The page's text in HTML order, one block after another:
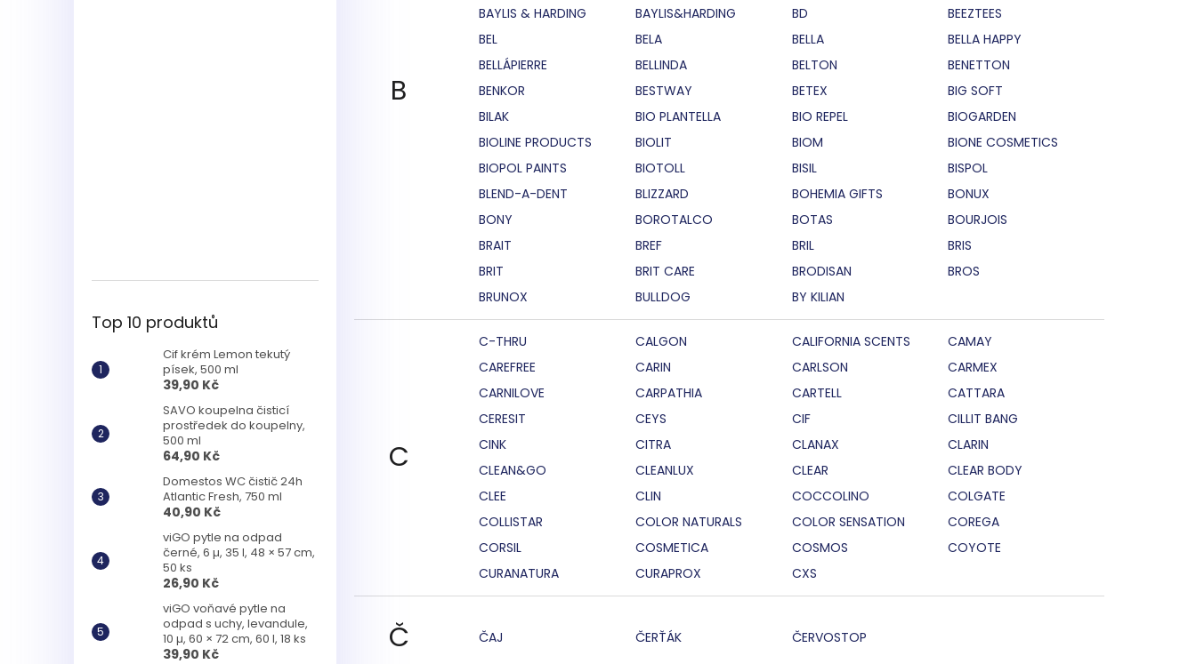
Top 10 produktů
Cif krém Lemon tekutý
písek, 500 ml
39,90 Kč
SAVO koupelna čisticí
prostředek do koupelny,
500 ml
64,90 Kč
Domestos WC čistič 24h
Atlantic Fresh, 750 ml
40,90 Kč
viGO pytle na odpad
černé, 6 µ, 35 l, 48 × 57 cm,
50 ks
26,90 Kč
viGO voňavé pytle na
odpad s uchy, levandule,
10 µ, 60 × 72 cm, 60 l, 18 ks
39,90 Kč
B
BAYLIS & HARDING
BAYLIS&HARDING BD
BEEZTEES
BEL
BELA BELLA
BELLA HAPPY
BELLÁPIERRE
BELLINDA BELTON
BENETTON
BENKOR
BESTWAY BETEX
BIG SOFT
BILAK
BIO PLANTELLA BIO REPEL
BIOGARDEN
BIOLINE PRODUCTS
BIOLIT BIOM
BIONE COSMETICS
BIOPOL PAINTS
BIOTOLL BISIL
BISPOL
BLEND-A-DENT
BLIZZARD BOHEMIA GIFTS
BONUX
BONY
BOROTALCO BOTAS
BOURJOIS
BRAIT
BREF BRIL
BRIS
BRIT
BRIT CARE BRODISAN
BROS
BRUNOX
BULLDOG BY KILIAN
C
C-THRU CALGON CALIFORNIA SCENTS
CAMAY
CAREFREE
CARIN CARLSON
CARMEX
CARNILOVE
CARPATHIA CARTELL
CATTARA
CERESIT
CEYS CIF
CILLIT BANG
CINK
CITRA CLANAX
CLARIN
CLEAN&GO
CLEANLUX CLEAR
CLEAR BODY
CLEE
CLIN COCCOLINO
COLGATE
COLLISTAR
COLOR NATURALS COLOR SENSATION
COREGA
CORSIL
COSMETICA COSMOS
COYOTE
CURANATURA
CURAPROX CXS
Č ČAJ ČERŤÁK ČERVOSTOP